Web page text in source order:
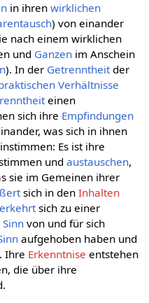
in ihren wirklichen
) von einander
nach einem wirklichen
und Ganzenim Anschein
). In der Getrenntheitder
Verhältnisse
einen
sich ihre Empfindungen
was sich in ihnen
Es ist ihre
und austauschen,
sie im Gemeinen ihrer
sich in den Inhalten
sich zu einer
Sinnvon und für sich
aufgehoben haben und
Ihre Erkenntnise entstehen
die über ihre